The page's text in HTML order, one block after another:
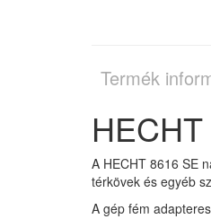
Termék
A HECHT 8616 SE
térkövek és egyéb
A gép fém